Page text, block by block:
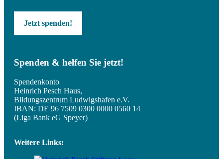
Jetzt spenden!
Spenden & helfen Sie jetzt!
Spendenkonto
Heinrich Pesch Haus,
Bildungszentrum Ludwigshafen e.V.
IBAN: DE 96 7509 0300 0000 0560 14
(Liga Bank eG Speyer)
Weitere Links: